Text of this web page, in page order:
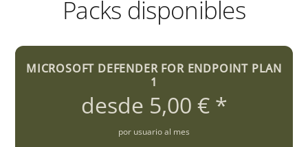
Packs disponibles
MICROSOFT DEFENDER FOR ENDPOINT PLAN
1
desde 5,00 € *
por usuario al mes